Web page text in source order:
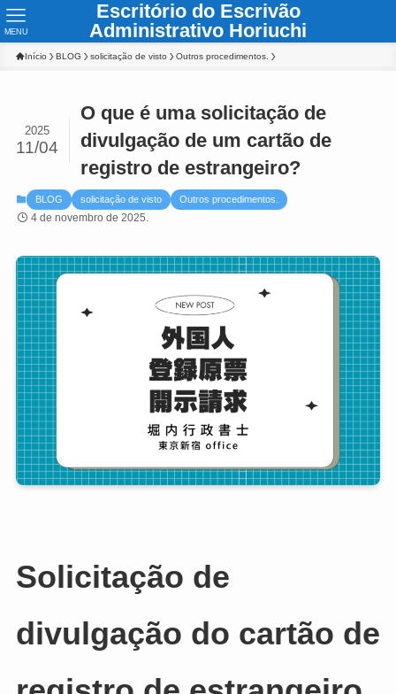
Escritório do Escrivão
Administrativo Horiuchi
MENU
Início BLOG solicitação de visto Outros procedimentos.
O que é uma solicitação de
divulgação de um cartão de
registro de estrangeiro?
2025
11/04
BLOG solicitação de visto Outros procedimentos.
4 de novembro de 2025.
Solicitação de
divulgação do cartão de